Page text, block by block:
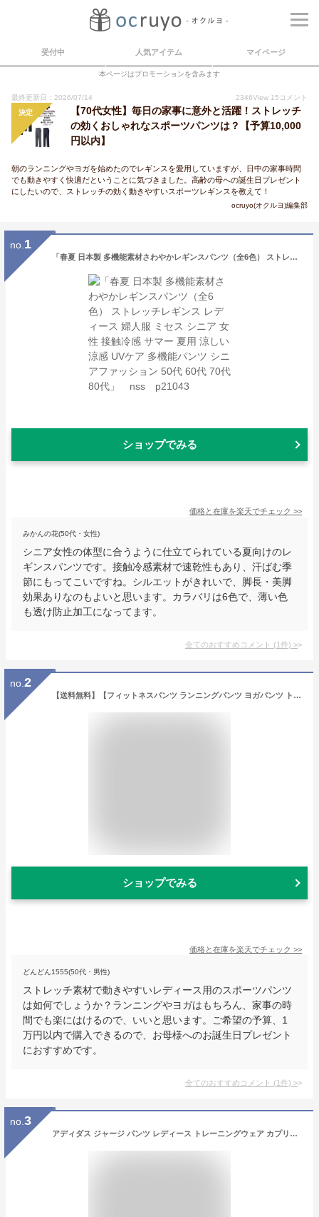
受付中 人気アイテム マイページ
本ページはプロモーションを含みます
最終更新日：2026/07/14 2346View 15 コメント
決定
【70代女性】毎日の家事に意外と活躍！ストレッチ
の効くおしゃれなスポーツパンツは？【予算10,000
円以内】
朝のランニングやヨガを始めたのでレギンスを愛用していますが、日中の家事時間
でも動きやすく快適だということに気づきました。高齢の母への誕生日プレゼント
にしたいので、ストレッチの効く動きやすいスポーツレギンスを教えて！
ocruyo(オクルヨ)編集部
no. 1
「春夏 日本製 多機能素材さわやかレギンスパンツ（全6色） ストレッチレギンス レディース 婦人服 ミセス シニア 女性 接触冷感 サマー 夏用 涼しい 涼感 UVケア 多機能パンツ シニアファッション 50代 60代 70代 80代」 nss p21043
ショップでみる
価格と在庫を楽天でチェック >>
みかんの花(50代・女性)
シニア女性の体型に合うように仕立てられている夏向けのレ
ギンスパンツです。接触冷感素材で速乾性もあり、汗ばむ季
節にもってこいですね。シルエットがきれいで、脚長・美脚
効果ありなのもよいと思います。カラバリは6色で、薄い色
も透け防止加工になってます。
全てのおすすめコメント (1件) >
no. 2
【送料無料】【フィットネスパンツ ランニングパンツ ヨガパンツ トレーニングパンツ】【スポーツパンツ ストレッチ YOGA】【ランニング ヨガ トレーニング ホットヨガ ピラティス】【ブラック 黒 グレー 速乾快適 おしゃれ かわいい 大人】【ハイウエスト S M L】
ショップでみる
価格と在庫を楽天でチェック >>
どんどん1555(50代・男性)
ストレッチ素材で動きやすいレディース用のスポーツパンツ
は如何でしょうか？ランニングやヨガはもちろん、家事の時
間でも楽にはけるので、いいと思います。ご希望の予算、1
万円以内で購入できるので、お母様へのお誕生日プレゼント
におすすめです。
全てのおすすめコメント (1件) >
no. 3
アディダス ジャージ パンツ レディース トレーニングウェア カプリパンツ IXX14 GD4655 ブラック ストレッチ 3/4 パンツ ヨガ カジュアル スポーツウェア ズボン ウェア ウエア 女性 adidas ランニング スポーツ トレーニング おしゃれ おすすめ 人気 ゆうパケット対応